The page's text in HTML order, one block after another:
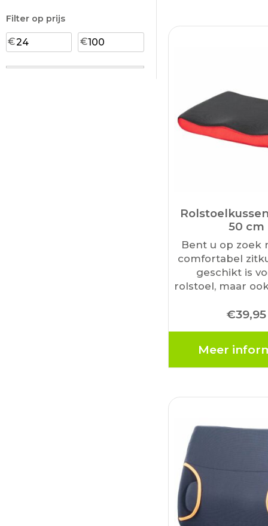
Filter op prijs
50 cm
Bent u op zoek
comfortabel
geschikt is
rolstoel, maar
Dit
dankzij
€39,95
Meer